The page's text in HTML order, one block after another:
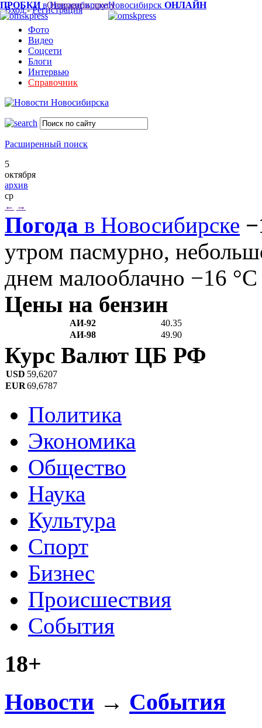
Вход-Регистрация
Фото
Видео
Соцсети
Блоги
Интервью
Справочник
Расширенный поиск
5
октября
архив
ср
← →
Погода в Новосибирске
утром пасмурно,
днем малооблачно −16 °C
Цены на бензин
АИ-92
40.35
АИ-98
49.90
ПРОБКИв НовосибирскеНовосибирск ОНЛАЙН
Курс Валют ЦБ РФ
USD 59,6207
EUR69,6787
Политика
Экономика
Общество
Наука
Культура
Спорт
Бизнес
Происшествия
События
18+
Новости → События
Отправить другу